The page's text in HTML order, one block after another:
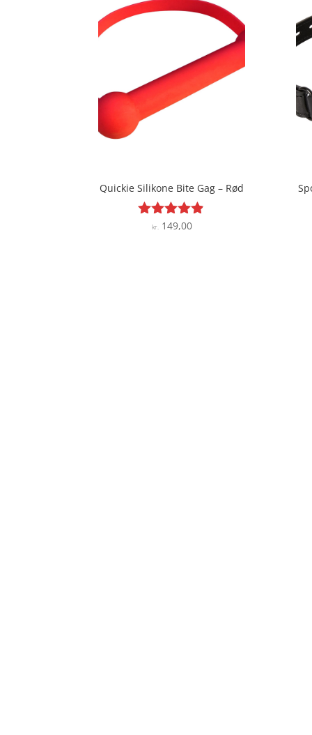
Quickie Silikone Bite Gag – Rød
Vurderet
kr. 149,00